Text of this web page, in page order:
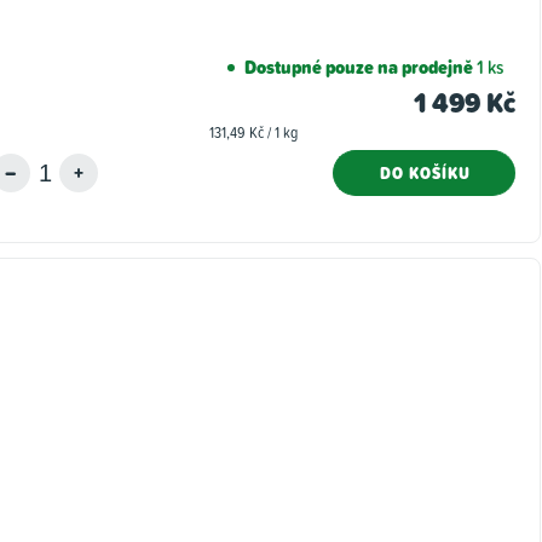
Dostupné pouze na prodejně1 ks
1 499 Kč
Měrná
131,49 Kč / 1 kg
DO KOŠÍKU